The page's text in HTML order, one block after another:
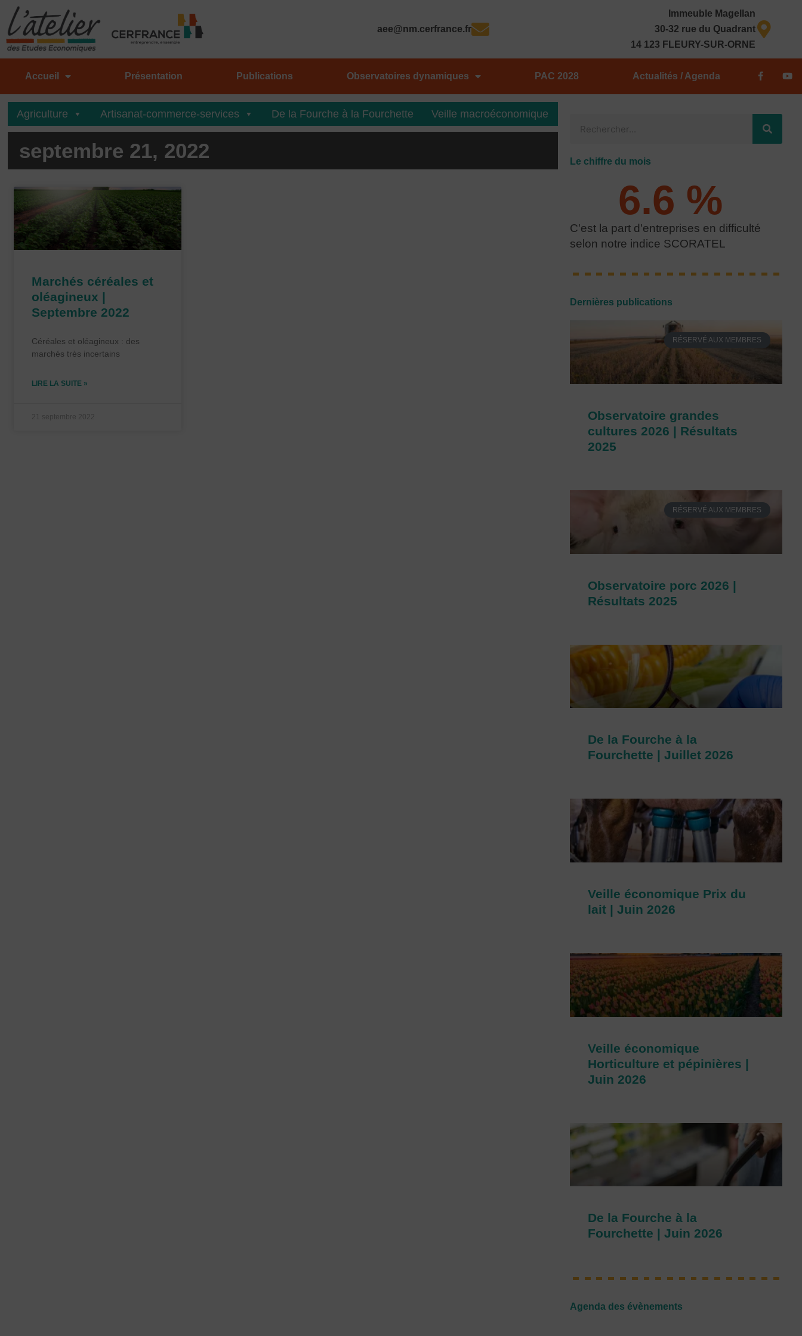
Aller
au
contenu
aee@nm.cerfrance.fr
Immeuble Magellan
30-32 rue du Quadrant
14 123 FLEURY-SUR-ORNE
Accueil Présentation Publications Observatoires dynamiques PAC 2028 Actualités / Agenda
F
a
o
o
k
-
Y
o
Agriculture Artisanat-commerce-services De la Fourche à la Fourchette Veille macroéconomique
septembre 21, 2022
Marchés céréales et
oléagineux |
Septembre 2022
Céréales et oléagineux : des
marchés très incertains
LIRE LA SUITE »
21 septembre 2022
Le chiffre du mois
C'est la part d'entreprises en difficulté
selon notre indice SCORATEL
6.6 %
Dernières publications
RÉSERVÉ AUX MEMBRES
Observatoire grandes
cultures 2026 | Résultats
2025
RÉSERVÉ AUX MEMBRES
Observatoire porc 2026 |
Résultats 2025
De la Fourche à la
Fourchette | Juillet 2026
Veille économique Prix du
lait | Juin 2026
Veille économique
Horticulture et pépinières |
Juin 2026
De la Fourche à la
Fourchette | Juin 2026
Agenda des évènements